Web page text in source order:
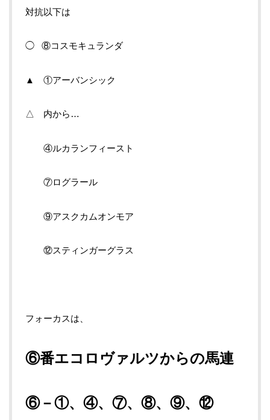
対抗以下は
◯ ⑧コスモキュランダ
▲ ①アーバンシック
△ 内から…
④ルカランフィースト
⑦ログラール
⑨アスクカムオンモア
⑫スティンガーグラス
フォーカスは、
⑥番エコロヴァルツからの馬連
⑥－①、④、⑦、⑧、⑨、⑫